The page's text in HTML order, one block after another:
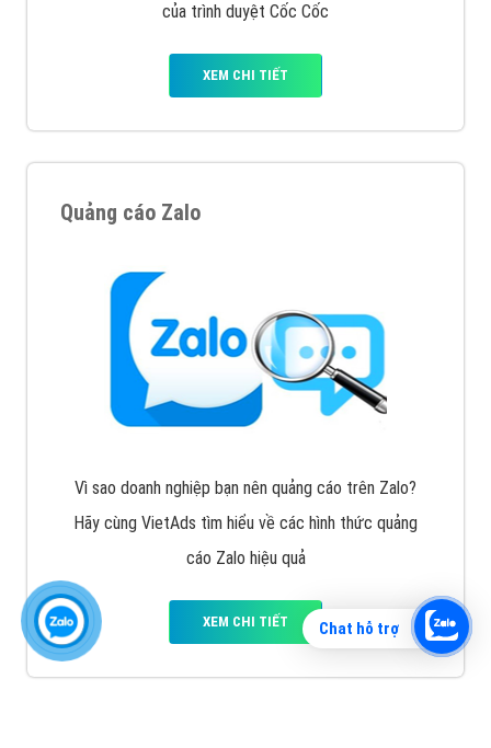
Chat hỗ trợ
của trình duyệt Cốc Cốc
XEM CHI TIẾT
Quảng cáo Zalo
Vì sao doanh nghiệp bạn nên quảng cáo trên Zalo?
Hãy cùng VietAds tìm hiểu về các hình thức quảng
cáo Zalo hiệu quả
XEM CHI TIẾT